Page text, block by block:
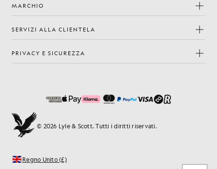
MARCHIO
SERVIZI ALLA CLIENTELA
PRIVACY E SICUREZZA
© 2026 Lyle & Scott. Tutti i diritti riservati.
Regno Unito (£)